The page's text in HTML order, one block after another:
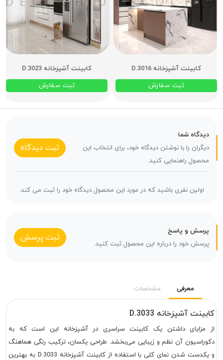
کابینت آشپزخانه D.3016
ثبت سفارش
کابینت آشپزخانه D.3023
ثبت سفارش
دیدگاه شما
دیگران را با نوشتن دیدگاه خود، برای انتخاب این
محصول راهنمایی کنید.
ثبت دیدگاه
اولین نفری باشید که در مورد این محصول دیدگاه خود را ثبت می کند.
پرسش و پاسخ
پرسش خود را درباره این محصول ثبت کنید.
ثبت پرسش
معرفی مشخصات
کابینت آشپزخانه D.3033
از مزایای داشتن یک کابینت سراسری در آشپزخانه این است که به
دکوراسیون آن نظم و زیبایی می‌بخشد. طراحی یکسان، ترکیب رنگی هماهنگ
و یکدست شدن نمای کلی با استفاده از کابینت آشپزخانه D.3033 به بهترین